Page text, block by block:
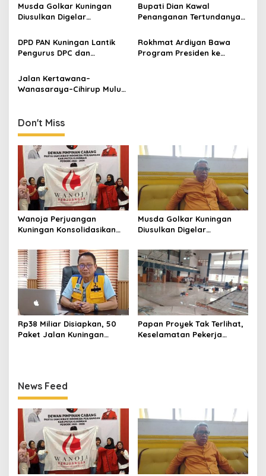
Musda Golkar Kuningan
Diusulkan Digelar
Mulai Matangkan Persiapan
Bupati Dian Kawal
Penanganan Tertundanya
Umrah Kuningan, Minta Hak
Jemaah Dipenuhi
DPD PAN Kuningan Lantik
Pengurus DPC dan
Minimal Satu Dapil Satu
Kursi
Rokhmat Ardiyan Bawa
Program Presiden ke
Jalan Kertawana–
Wanasaraya–Cihirup Mulus,
Rokhmat Ardiyan
Don't Miss
Wanoja Perjuangan
Kuningan Konsolidasikan
Kegiatan Positif Generasi
Muda
Musda Golkar Kuningan
Diusulkan Digelar
Mulai Matangkan Persiapan
Rp38 Miliar Disiapkan, 50
Paket Jalan Kuningan
Papan Proyek Tak Terlihat,
Keselamatan Pekerja
News Feed